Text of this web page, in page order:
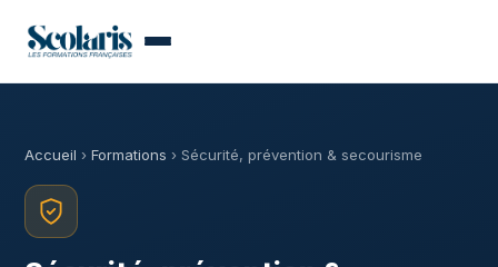
Accueil › Formations › Sécurité, prévention & secourisme